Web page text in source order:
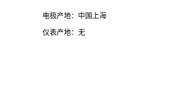
电极产地：中国上海
仪表产地：无